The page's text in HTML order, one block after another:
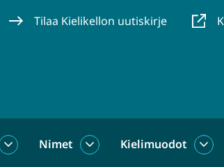
Tilaa Kielikellon uutiskirje
Sanat
Nimet
NimetKielimuodot